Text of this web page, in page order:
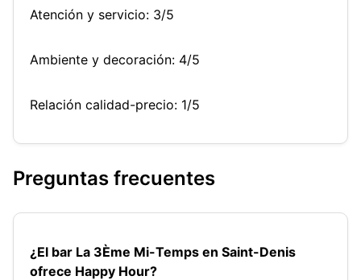
Atención y servicio: 3/5
Ambiente y decoración: 4/5
Relación calidad-precio: 1/5
Preguntas frecuentes
¿El bar La 3Ème Mi-Temps en Saint-Denis
ofrece Happy Hour?